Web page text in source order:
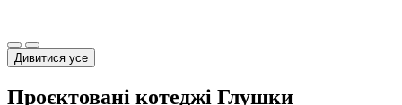
Дивитися усе
Проєктовані котеджі Глушки